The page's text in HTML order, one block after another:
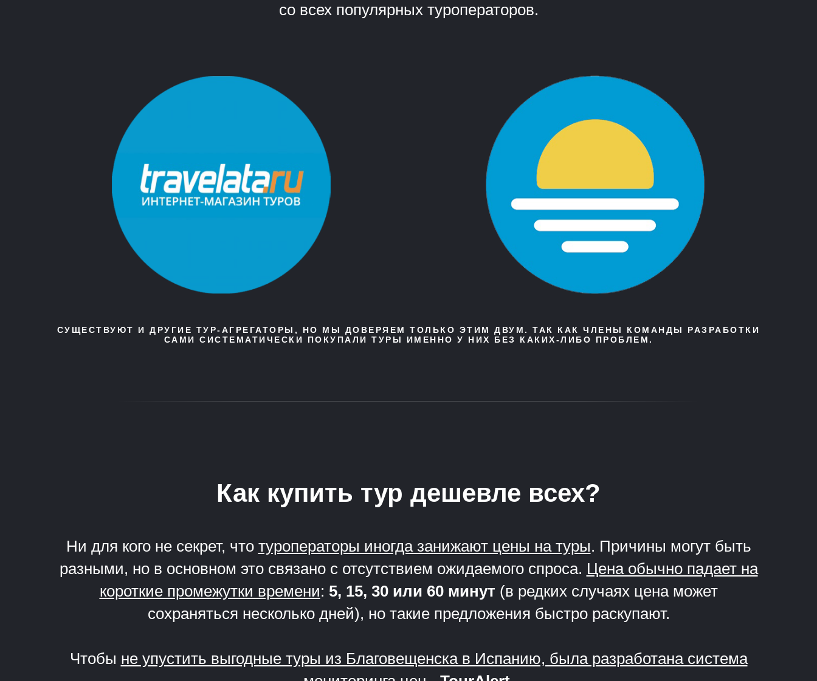
со всех популярных туроператоров.
СУЩЕСТВУЮТ И ДРУГИЕ ТУР-АГРЕГАТОРЫ, НО МЫ ДОВЕРЯЕМ ТОЛЬКО ЭТИМ ДВУМ. ТАК КАК ЧЛЕНЫ КОМАНДЫ РАЗРАБОТКИ
САМИ СИСТЕМАТИЧЕСКИ ПОКУПАЛИ ТУРЫ ИМЕННО У НИХ БЕЗ КАКИХ-ЛИБО ПРОБЛЕМ.
Как купить тур дешевле всех?
Ни для кого не секрет, что туроператоры иногда занижают цены на туры. Причины могут быть
разными, но в основном это связано с отсутствием ожидаемого спроса. Цена обычно падает на
короткие промежутки времени: 5, 15, 30 или 60 минут (в редких случаях цена может
сохраняться несколько дней), но такие предложения быстро раскупают.
Чтобы не упустить выгодные туры из Благовещенска в Испанию, была разработана система